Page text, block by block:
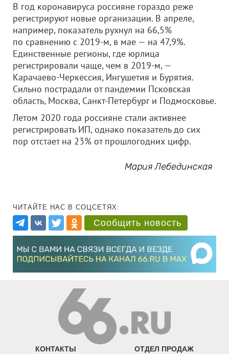
В год коронавируса россияне гораздо реже
регистрируют новые организации. В апреле,
например, показатель рухнул на 66,5%
по сравнению с 2019-м, в мае — на 47,9%.
Единственные регионы, где юрлица
регистрировали чаще, чем в 2019-м, —
Карачаево-Черкессия, Ингушетия и Бурятия.
Сильно пострадали от пандемии Псковская
область, Москва, Санкт-Петербург и Подмосковье.
Летом 2020 года россияне стали активнее
регистрировать ИП, однако показатель до сих
пор отстает на 23% от прошлогодних цифр.
Мария Лебединская
ЧИТАЙТЕ НАС В СОЦСЕТЯХ:
Сообщить новость
КОНТАКТЫ ОТДЕЛ ПРОДАЖ